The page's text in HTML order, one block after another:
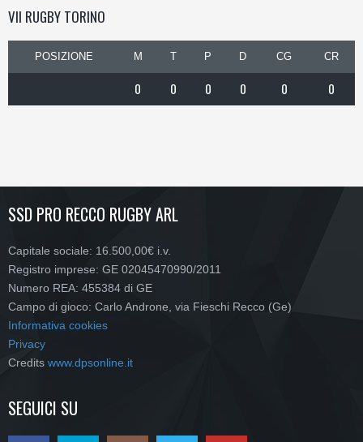
VII RUGBY TORINO
POSIZIONE M T P D CG CR
0 0 0 0 0 0
SSD PRO RECCO RUGBY ARL
Capitale sociale: 16.500,00€ i.v.
Registro imprese: GE 02045470990/2011
Numero REA: 455384 di GE
Campo di gioco: Carlo Androne, via Fieschi Recco (Ge)
Informativa cookies
Privacy
Credits www.dpsonline.it
SEGUICI SU